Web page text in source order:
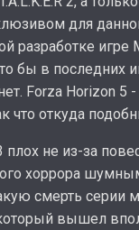
для
разработке игре
бы в последних
Forza Horizon 5
что откуда
плох не из-за
хоррора
смерть серии
вышел